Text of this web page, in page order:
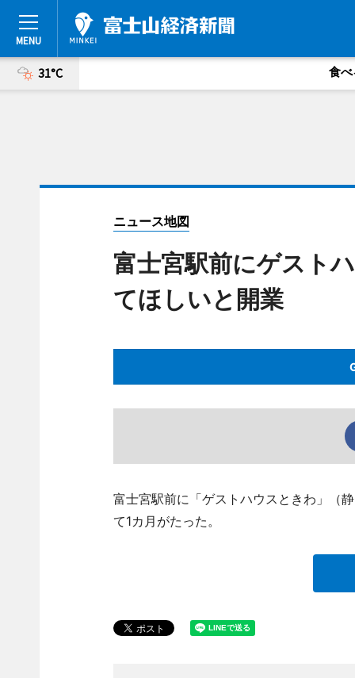
31°C 食べ
ニュース地図
富士宮駅前にゲスト
てほしいと開業
富士宮駅前に「ゲストハウスときわ」（
て1カ月がたった。